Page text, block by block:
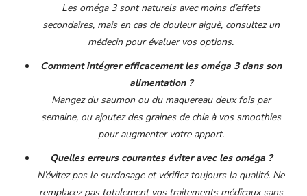
Les oméga 3 sont naturels avec moins d’effets
secondaires, mais en cas de douleur aiguë, consultez un
médecin pour évaluer vos options.
Comment intégrer efficacement les oméga 3 dans son
alimentation ?
Mangez du saumon ou du maquereau deux fois par
semaine, ou ajoutez des graines de chia à vos smoothies
pour augmenter votre apport.
Quelles erreurs courantes éviter avec les oméga ?
N’évitez pas le surdosage et vérifiez toujours la qualité. Ne
remplacez pas totalement vos traitements médicaux sans